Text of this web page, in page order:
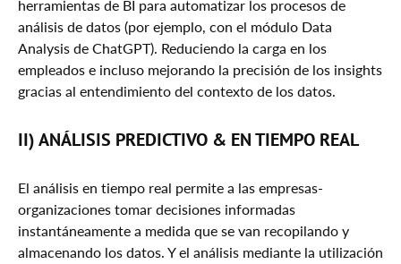
herramientas de BI para automatizar los procesos de
análisis de datos (por ejemplo, con el módulo Data
Analysis de ChatGPT). Reduciendo la carga en los
empleados e incluso mejorando la precisión de los insights
gracias al entendimiento del contexto de los datos.
II) ANÁLISIS PREDICTIVO & EN TIEMPO REAL
El análisis en tiempo real permite a las empresas-
organizaciones tomar decisiones informadas
instantáneamente a medida que se van recopilando y
almacenando los datos. Y el análisis mediante la utilización